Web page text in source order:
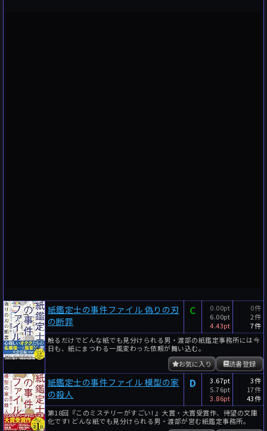
紙鑑定士の事件ファイル 偽りの刃
の断罪
C
0.00pt
6.00pt
4.43pt
0件
2件
7件
触るだけでどんな紙でも見分けられる男・渡部の紙鑑定事務所には今
日も、紙にまつわる一風変わった依頼が舞い込む。
読書登録
お気に入り
紙鑑定士の事件ファイル 模型の家
の殺人
D
3.67pt
5.76pt
3.86pt
3件
17件
43件
第18回『このミステリーがすごい! 』大賞・大賞受賞作、待望の文庫
化です! どんな紙でも見分けられる男・渡部が営む紙鑑定事務所。